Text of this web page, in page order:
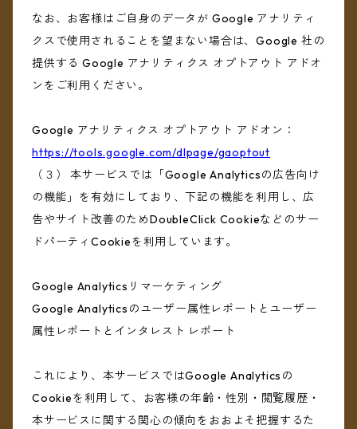
なお、お客様はご自身のデータが Google アナリティ
クスで使用されることを望まない場合は、Google 社の
提供する Google アナリティクス オプトアウト アドオ
ンをご利用ください。
Google アナリティクス オプトアウト アドオン：
https://tools.google.com/dlpage/gaoptout
（３） 本サービスでは「Google Analyticsの広告向け
の機能」を有効にしており、下記の機能を利用し、広
告やサイト改善のためDoubleClick Cookieなどのサー
ドパーティCookieを利用しています。
Google Analyticsリマーケティング
Google Analyticsのユーザー属性レポートとユーザー
属性レポートとインタレスト レポート
これにより、本サービスではGoogle Analyticsの
Cookieを利用して、お客様の年齢・性別・閲覧履歴・
本サービスに関する関心の傾向をおおよそ把握するた